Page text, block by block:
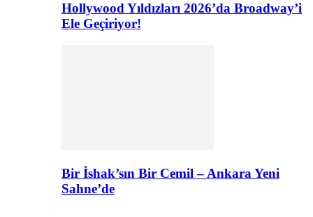
Hollywood Yıldızları 2026’da Broadway’i
Ele Geçiriyor!
Bir İshak’sın Bir Cemil – Ankara Yeni
Sahne’de